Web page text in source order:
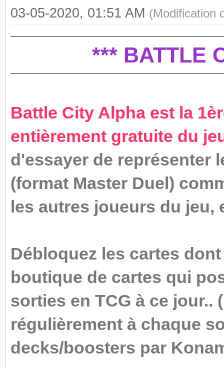
03-05-2020, 01:51 AM (Modification
*** BATTLE
Battle City Alpha est la
entièrement gratuite du
d'essayer de représenter
(format Master Duel)
les autres joueurs du jeu,
Débloquez les cartes
boutique de cartes qui
sorties en TCG à ce jour..
régulièrement à chaque
decks/boosters par